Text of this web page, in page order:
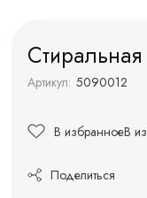
Артикул: 5090012
В избранноеВ
Поделиться